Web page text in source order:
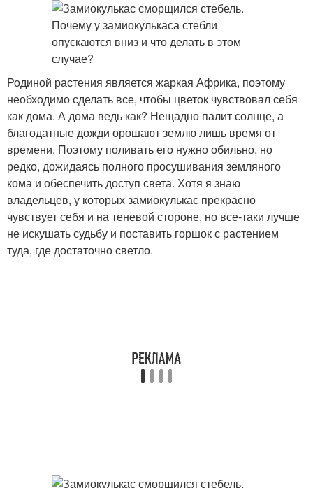
Родиной растения является жаркая Африка, поэтому
необходимо сделать все, чтобы цветок чувствовал себя
как дома. А дома ведь как? Нещадно палит солнце, а
благодатные дожди орошают землю лишь время от
времени. Поэтому поливать его нужно обильно, но
редко, дожидаясь полного просушивания земляного
кома и обеспечить доступ света. Хотя я знаю
владельцев, у которых замиокулькас прекрасно
чувствует себя и на теневой стороне, но все-таки лучше
не искушать судьбу и поставить горшок с растением
туда, где достаточно светло.